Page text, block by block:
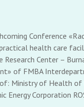
Conference
health care
Center –
of FMBA
Ministry of Health of
Energy Corporation